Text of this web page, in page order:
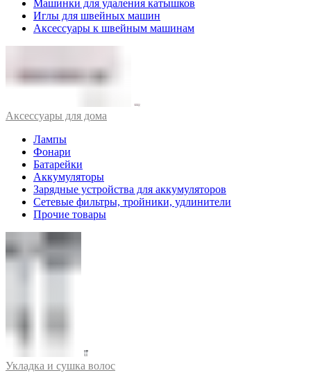
Машинки для удаления катышков
Иглы для швейных машин
Аксессуары к швейным машинам
Аксессуары для дома
Лампы
Фонари
Батарейки
Аккумуляторы
Зарядные устройства для аккумуляторов
Сетевые фильтры, тройники, удлинители
Прочие товары
Укладка и сушка волос